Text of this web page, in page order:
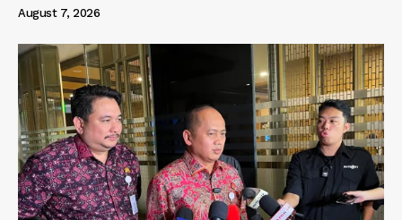
August 7, 2026